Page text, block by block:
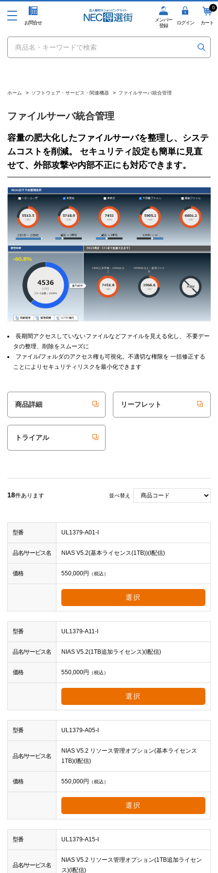
お問合せ
メンバー
登録
ログイン
0
カート
ホーム > ソフトウェア・サービス・関連機器 > ファイルサーバ統合管理
ファイルサーバ統合管理
容量の肥大化したファイルサーバを整理し、システ
ムコストを削減。 セキュリティ設定も簡単に見直
せて、外部攻撃や内部不正にも対応できます。
長期間アクセスしていないファイルなどファイルを見える化し、 不要デー
タの整理、削除をスムーズに
ファイル/フォルダのアクセス権も可視化。不適切な権限を 一括修正する
ことによりセキュリティリスクを最小化できます
商品詳細 リーフレット
トライアル
18件あります 並べ替え
型番 UL1379-A01-I
品名/サービス名 NIAS V5.2(基本ライセンス(1TB))(I配信)
価格 550,000円 （税込）
選択
型番 UL1379-A11-I
品名/サービス名 NIAS V5.2(1TB追加ライセンス)(I配信)
価格 550,000円 （税込）
選択
型番 UL1379-A05-I
品名/サービス名
NIAS V5.2 リソース管理オプション(基本ライセンス
1TB)(I配信)
価格 550,000円 （税込）
選択
型番 UL1379-A15-I
品名/サービス名
NIAS V5.2 リソース管理オプション(1TB追加ライセン
ス)(I配信)